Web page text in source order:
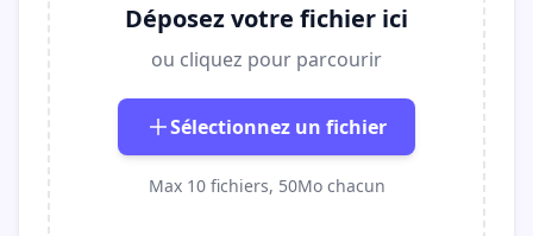
Déposez votre fichier ici
ou cliquez pour parcourir
Sélectionnez un fichier
Max 10 fichiers, 50Mo chacun